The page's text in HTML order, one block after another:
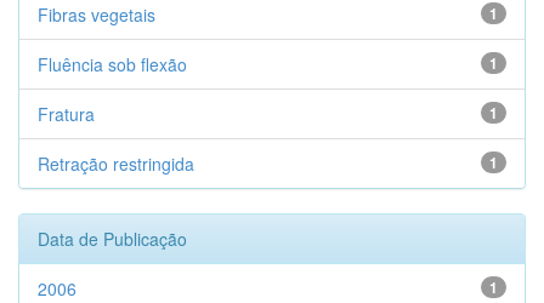
1
Fibras vegetais
1
Fluência sob flexão
1
Fratura
1
Retração restringida
Data de Publicação
1
2006